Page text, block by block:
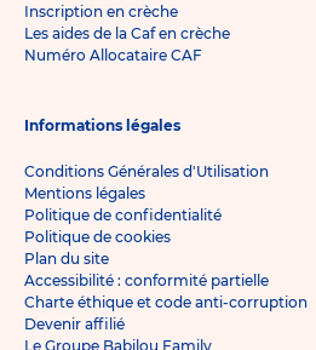
Inscription en crèche
Les aides de la Caf en crèche
Numéro Allocataire CAF
Informations légales
Conditions Générales d'Utilisation
Mentions légales
Politique de confidentialité
Politique de cookies
Plan du site
Accessibilité : conformité partielle
Charte éthique et code anti-corruption
Devenir affilié
Le Groupe Babilou Family